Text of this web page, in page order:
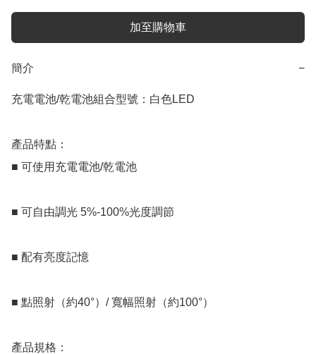
加至購物車
簡介 −
充電電池/乾電池組合型號：白色LED
產品特點：
■ 可使用充電電池/乾電池
■ 可自由調光 5%-100%光度調節
■ 配有亮度記憶
■ 點照射（約40°）/ 寬幅照射（約100°）
產品規格：